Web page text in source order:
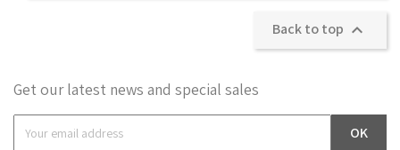
Back to top 
Get our latest news and special sales